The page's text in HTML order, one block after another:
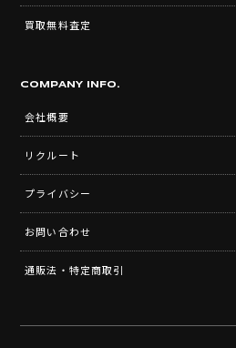
買取無料査定
COMPANY INFO.
会社概要
リクルート
プライバシー
お問い合わせ
通販法・特定商取引